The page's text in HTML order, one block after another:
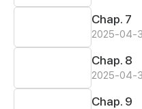
Chap. 7
2025-04-
Chap. 8
2025-04-
Chap. 9